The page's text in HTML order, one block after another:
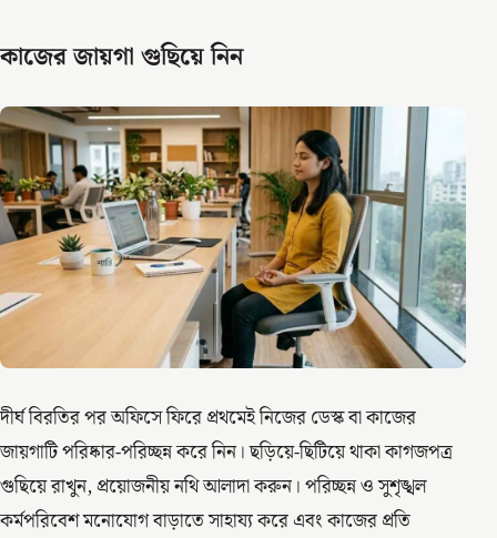
কাজের জায়গা গুছিয়ে নিন
দীর্ঘ বিরতির পর অফিসে ফিরে প্রথমেই নিজের ডেস্ক বা কাজের
জায়গাটি পরিষ্কার-পরিচ্ছন্ন করে নিন। ছড়িয়ে-ছিটিয়ে থাকা কাগজপত্র
গুছিয়ে রাখুন, প্রয়োজনীয় নথি আলাদা করুন। পরিচ্ছন্ন ও সুশৃঙ্খল
কর্মপরিবেশ মনোযোগ বাড়াতে সাহায্য করে এবং কাজের প্রতি